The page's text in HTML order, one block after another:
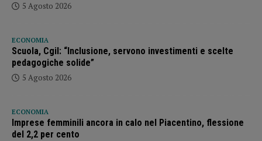
5 Agosto 2026
ECONOMIA
Scuola, Cgil: “Inclusione, servono investimenti e scelte
pedagogiche solide”
5 Agosto 2026
ECONOMIA
Imprese femminili ancora in calo nel Piacentino, flessione
del 2,2 per cento